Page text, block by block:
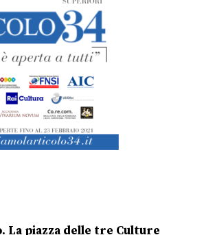
La piazza delle tre Culture